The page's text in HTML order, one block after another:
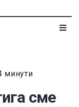
минути
сме